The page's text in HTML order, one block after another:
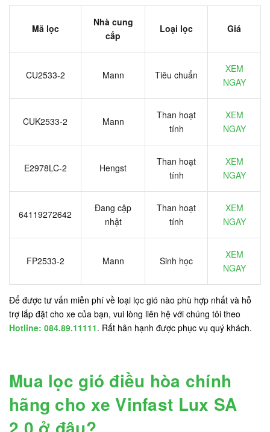
Mã lọc
Nhà cung
cấp
Loại lọc Giá
CU2533-2 Mann Tiêu chuẩn
XEM
NGAY
CUK2533-2 Mann
Than hoạt
tính
XEM
NGAY
E2978LC-2 Hengst
Than hoạt
tính
XEM
NGAY
64119272642
Đang cập
nhật
Than hoạt
tính
XEM
NGAY
FP2533-2 Mann Sinh học
XEM
NGAY
Để được tư vấn miễn phí về loại lọc gió nào phù hợp nhất và hỗ
trợ lắp đặt cho xe của bạn, vui lòng liên hệ với chúng tôi theo
Hotline: 084.89.11111. Rất hân hạnh được phục vụ quý khách.
Mua lọc gió điều hòa chính
hãng cho xe Vinfast Lux SA